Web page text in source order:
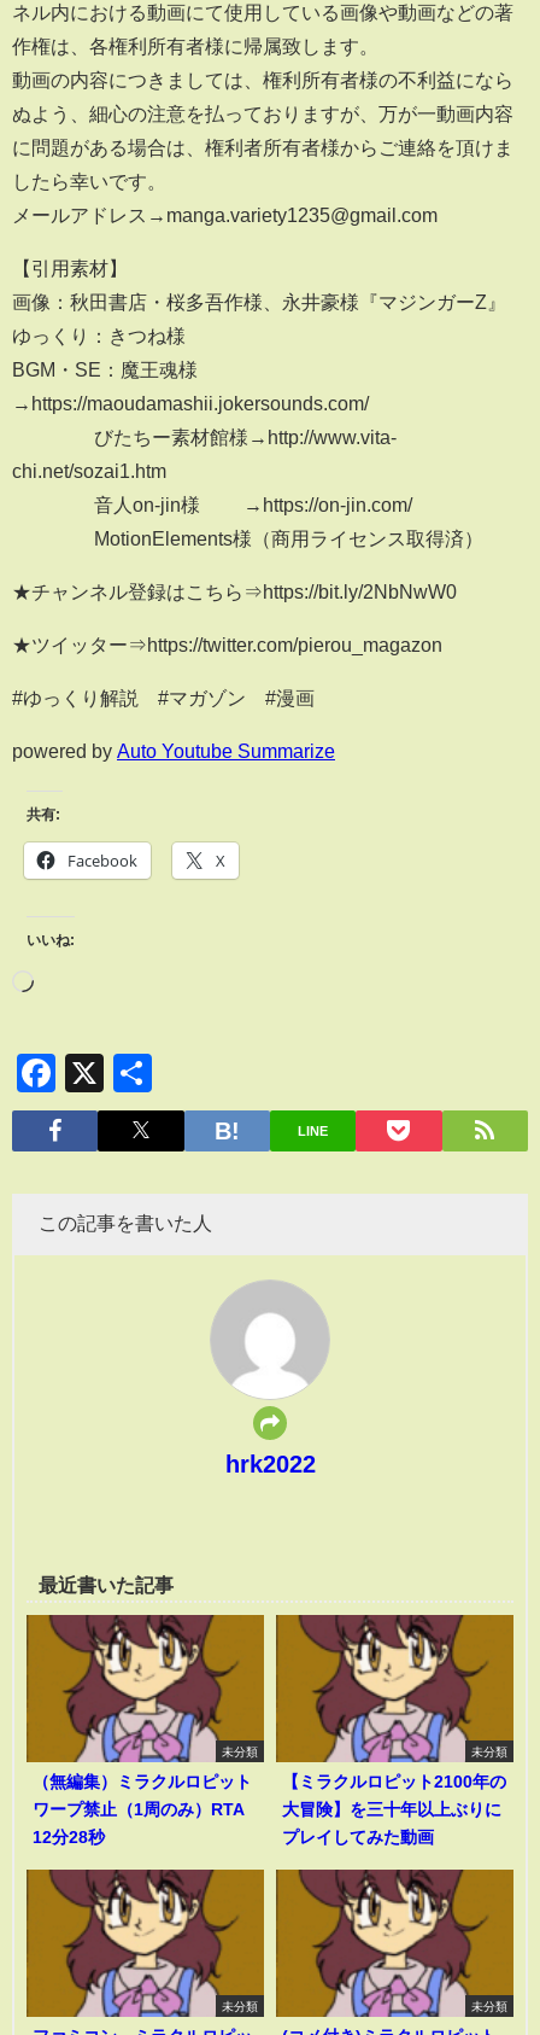
ネル内における動画にて使用している画像や動画などの著
作権は、各権利所有者様に帰属致します。
動画の内容につきましては、権利所有者様の不利益になら
ぬよう、細心の注意を払っておりますが、万が一動画内容
に問題がある場合は、権利者所有者様からご連絡を頂けま
したら幸いです。
メールアドレス→manga.variety1235@gmail.com
【引用素材】
画像：秋田書店・桜多吾作様、永井豪様『マジンガーZ』
ゆっくり：きつね様
BGM・SE：魔王魂様
→https://maoudamashii.jokersounds.com/
びたちー素材館様→http://www.vita-
chi.net/sozai1.htm
音人on-jin様 →https://on-jin.com/
MotionElements様（商用ライセンス取得済）
★チャンネル登録はこちら⇒https://bit.ly/2NbNwW0
★ツイッター⇒https://twitter.com/pierou_magazon
#ゆっくり解説 #マガゾン #漫画
powered by Auto Youtube Summarize
共有:
Facebook X
いいね:
Facebook
X
有
LINE
この記事を書いた人
hrk2022
最近書いた記事
未分類
（無編集）ミラクルロピット
ワープ禁止（1周のみ）RTA
12分28秒
未分類
【ミラクルロピット2100年の
大冒険】を三十年以上ぶりに
プレイしてみた動画
未分類 未分類